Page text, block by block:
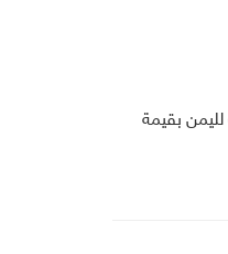
بقيمة